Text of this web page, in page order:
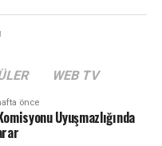
WEB TV
önce
Uyuşmazlığında